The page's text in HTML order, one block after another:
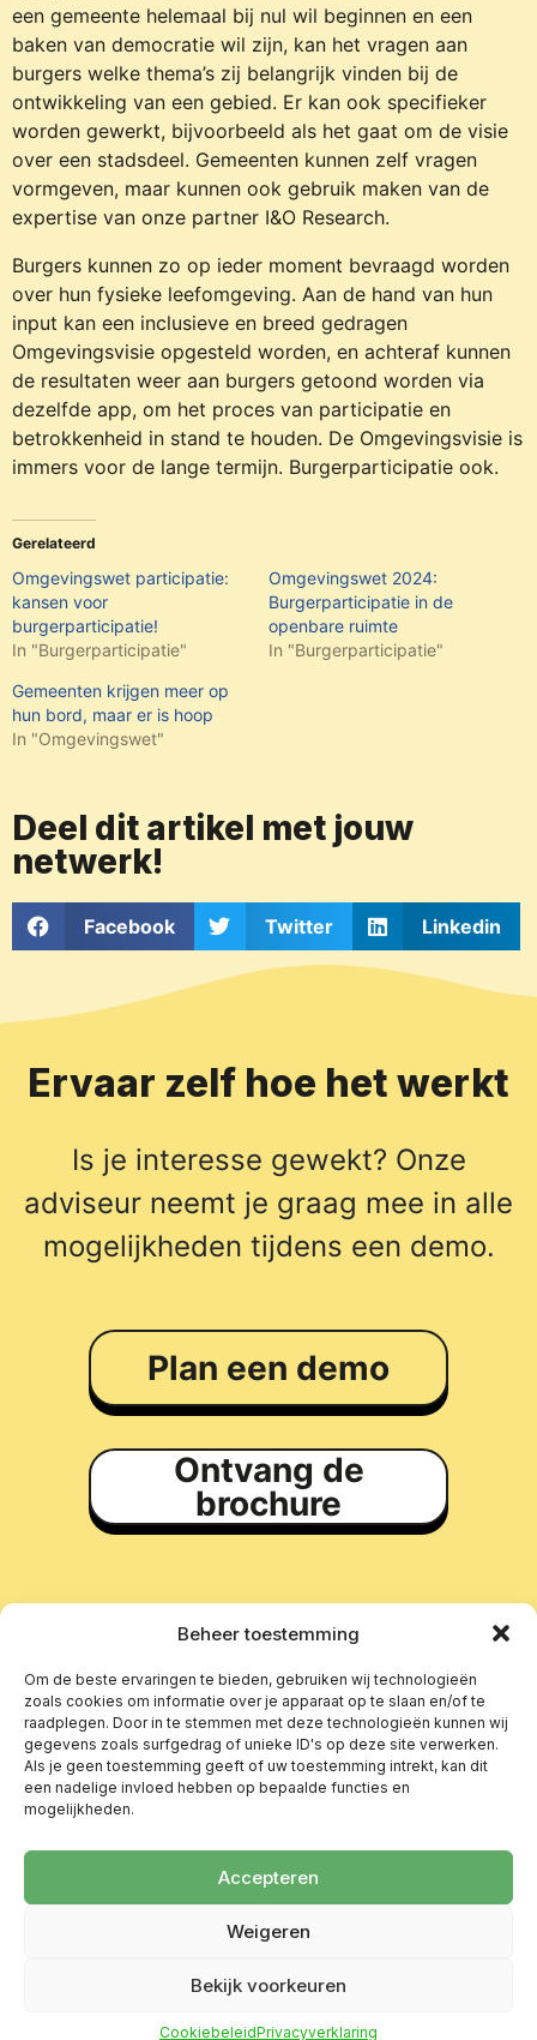
Beheer toestemming
Om de beste ervaringen te bieden, gebruiken wij technologieën
zoals cookies om informatie over je apparaat op te slaan en/of te
raadplegen. Door in te stemmen met deze technologieën kunnen wij
gegevens zoals surfgedrag of unieke ID's op deze site verwerken.
Als je geen toestemming geeft of uw toestemming intrekt, kan dit
een nadelige invloed hebben op bepaalde functies en
mogelijkheden.
Accepteren
Weigeren
Bekijk voorkeuren
CookiebeleidPrivacyverklaring
een gemeente helemaal bij nul wil beginnen en een
baken van democratie wil zijn, kan het vragen aan
burgers welke thema’s zij belangrijk vinden bij de
ontwikkeling van een gebied. Er kan ook specifieker
worden gewerkt, bijvoorbeeld als het gaat om de visie
over een stadsdeel. Gemeenten kunnen zelf vragen
vormgeven, maar kunnen ook gebruik maken van de
expertise van onze partner I&O Research.
Burgers kunnen zo op ieder moment bevraagd worden
over hun fysieke leefomgeving. Aan de hand van hun
input kan een inclusieve en breed gedragen
Omgevingsvisie opgesteld worden, en achteraf kunnen
de resultaten weer aan burgers getoond worden via
dezelfde app, om het proces van participatie en
betrokkenheid in stand te houden. De Omgevingsvisie is
immers voor de lange termijn. Burgerparticipatie ook.
Gerelateerd
Omgevingswet participatie:
kansen voor
burgerparticipatie!
In "Burgerparticipatie"
Omgevingswet 2024:
Burgerparticipatie in de
openbare ruimte
In "Burgerparticipatie"
Gemeenten krijgen meer op
hun bord, maar er is hoop
In "Omgevingswet"
Deel dit artikel met jouw
netwerk!
Facebook Twitter Linkedin
Ervaar zelf hoe het werkt
Is je interesse gewekt? Onze
adviseur neemt je graag mee in alle
mogelijkheden tijdens een demo.
Plan een demo
Ontvang de
brochure